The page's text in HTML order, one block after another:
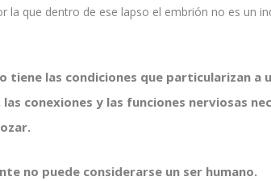
la que dentro de ese lapso el embrión no es un
tiene las condiciones que particularizan a
conexiones y las funciones nerviosas
no puede considerarse un ser humano.